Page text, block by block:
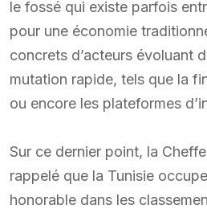
le fossé qui existe parfois
pour une économie
concrets d’acteurs évoluant
mutation rapide, tels que la
ou encore les plateformes
Sur ce dernier point, la
rappelé que la Tunisie
honorable dans les